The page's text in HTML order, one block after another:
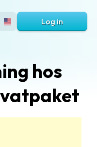
Log in
hos